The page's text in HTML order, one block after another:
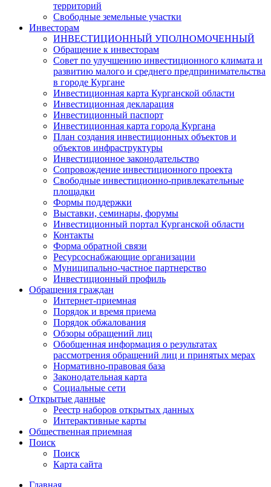
территорий
Свободные земельные участки
Инвесторам
ИНВЕСТИЦИОННЫЙ УПОЛНОМОЧЕННЫЙ
Обращение к инвесторам
Совет по улучшению инвестиционного климата и
развитию малого и среднего предпринимательства
в городе Кургане
Инвестиционная карта Курганской области
Инвестиционная декларация
Инвестиционный паспорт
Инвестиционная карта города Кургана
План создания инвестиционных объектов и
объектов инфраструктуры
Инвестиционное законодательство
Сопровождение инвестиционного проекта
Свободные инвестиционно-привлекательные
площадки
Формы поддержки
Выставки, семинары, форумы
Инвестиционный портал Курганской области
Контакты
Форма обратной связи
Ресурсоснабжающие организации
Муниципально-частное партнерство
Инвестиционный профиль
Обращения граждан
Интернет-приемная
Порядок и время приема
Порядок обжалования
Обзоры обращений лиц
Обобщенная информация о результатах
рассмотрения обращений лиц и принятых мерах
Нормативно-правовая база
Законодательная карта
Социальные сети
Открытые данные
Реестр наборов открытых данных
Интерактивные карты
Общественная приемная
Поиск
Поиск
Карта сайта
Главная